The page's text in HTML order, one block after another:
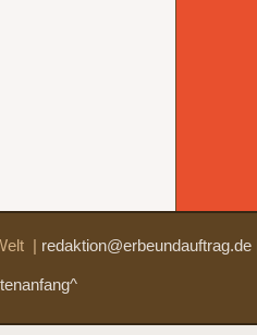
redaktion@erbeundauftrag.de|